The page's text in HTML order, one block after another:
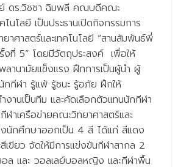
ำอาง
ามปลอดภัย
ละสาธารณภัย
ทย์
ไซเบอร์
เพื่อธุรกิจ
ย์ ดร.วิชชา ฉิมพลี คณบดีคณะ
โนโลยี เป็นประธานเปิดกิจกรรมการ
าศาสตร์และเทคโนโลยี “สานสัมพันธ์พี่
งที่ 5” โดยมีวัตถุประสงค์ เพื่อให้
านามัยแข็งแรง ฝึกการเป็นผู้นำ ผู้
กกีฬา รู้แพ้ รู้ชนะ รู้อภัย ฝึกให้
งานเป็นทีม และคัดเลือกตัวแทนนักกีฬา
ฬาเครือข่ายคณะวิทยาศาสตร์และ
งนักศึกษาออกเป็น 4 สี ได้แก่ สีแดง
เขียว จัดให้มีการแข่งขันกีฬาสากล 2
ล และ วอลเลย์บอลหญิง และกีฬาพื้น